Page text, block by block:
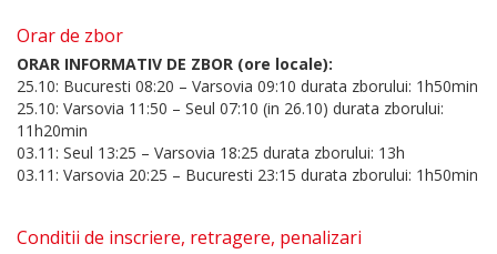
Orar de zbor
ORAR INFORMATIV DE ZBOR (ore locale):
25.10: Bucuresti 08:20 – Varsovia 09:10 durata zborului: 1h50min
25.10: Varsovia 11:50 – Seul 07:10 (in 26.10) durata zborului:
11h20min
03.11: Seul 13:25 – Varsovia 18:25 durata zborului: 13h
03.11: Varsovia 20:25 – Bucuresti 23:15 durata zborului: 1h50min
Conditii de inscriere, retragere, penalizari